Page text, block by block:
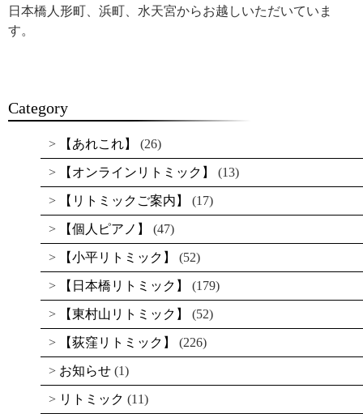
日本橋人形町、浜町、水天宮からお越しいただいていま
す。
Category
【あれこれ】 (26)
【オンラインリトミック】 (13)
【リトミックご案内】 (17)
【個人ピアノ】 (47)
【小平リトミック】 (52)
【日本橋リトミック】 (179)
【東村山リトミック】 (52)
【荻窪リトミック】 (226)
お知らせ (1)
リトミック (11)